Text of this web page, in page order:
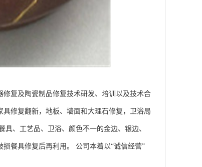
复及陶瓷制品修复技术研发、培训以及技术合
修复翻新，地板、墙面和大理石修复，卫浴局
、工艺品、卫浴、颜色不一的金边、银边、
餐具修复后再利用。 公司本着以“诚信经营”